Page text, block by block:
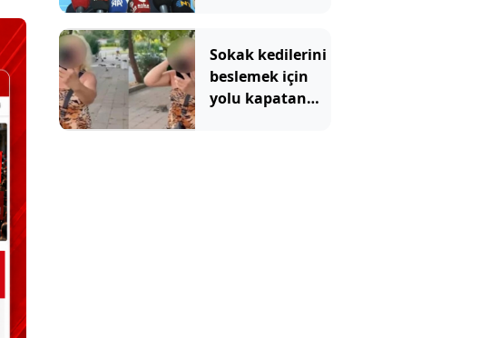
Sokak kedilerini
beslemek için
yolu kapatan